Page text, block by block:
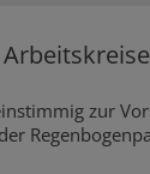
zur